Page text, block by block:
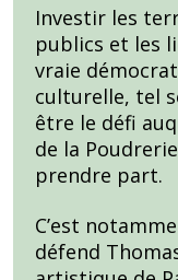
Investir les
publics et les
vraie
culturelle, tel
être le défi
de la
prendre part.
C’est
défend